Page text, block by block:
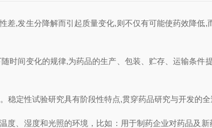
,发生分降解而引起质量变化,则不仅有可能使药效降低,
间变化的规律,为药品的生产、包装、贮存、运输条件
定性试验研究具有阶段性特点,贯穿药品研究与开发的全
度、湿度和光照的环境，比如：用于制药企业对药品及